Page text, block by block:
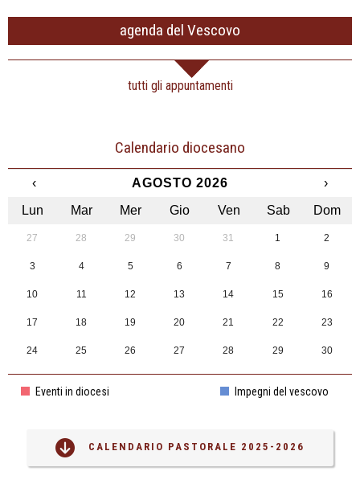
agenda del Vescovo
tutti gli appuntamenti
Calendario diocesano
‹ AGOSTO 2026
›
Lun
Mar Mer Gio Ven Sab Dom
27 28 29 30 31 1 2
3 4 5 6 7 8 9
10 11 12 13 14 15 16
17 18 19 20 21 22 23
24 25 26 27 28 29 30
Eventi in diocesi Impegni del vescovo
CALENDARIO PASTORALE 2025-2026